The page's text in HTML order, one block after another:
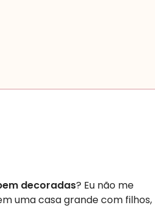
decoradas? Eu não me
uma casa grande com filhos,